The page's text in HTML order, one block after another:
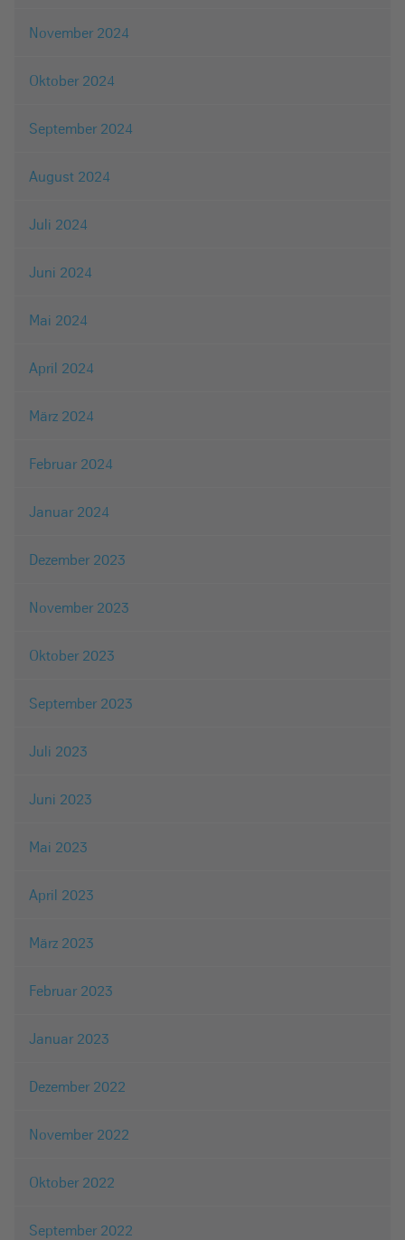
November 2024
Oktober 2024
September 2024
August 2024
Juli 2024
Juni 2024
Mai 2024
April 2024
März 2024
Februar 2024
Januar 2024
Dezember 2023
November 2023
Oktober 2023
September 2023
Juli 2023
Juni 2023
Mai 2023
April 2023
März 2023
Februar 2023
Januar 2023
Dezember 2022
November 2022
Oktober 2022
September 2022